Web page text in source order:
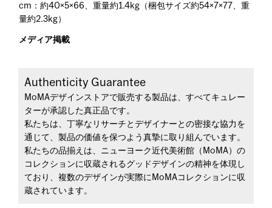
cm：約40×5×66、重量約1.4kg（梱包サイズ約54×7×77、重
量約2.3kg）
メディア掲載
Authenticity Guarantee
MoMAデザインストアで販売する製品は、すべてキュレー
ターが承認した真正品です。
私たちは、丁寧なリサーチとデザイナーとの密接な協力を
通じて、製品の価値を保つよう真摯に取り組んでいます。
私たちの品揃えは、ニューヨーク近代美術館（MoMA）の
コレクションに収蔵されるグッドデザインの精神を体現し
ており、複数のデザインが実際にMoMAコレクションに収
蔵されています。